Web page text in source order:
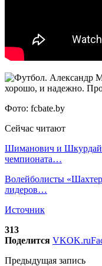
Фото: fcbate.by
Сейчас читают
Шиманович и Шкурдай
чемпионата…
Волейболисты
лидеров…
Источник
313
Поделится VKOK.ru
Предыдущая запись